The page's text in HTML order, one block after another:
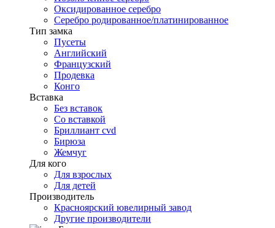
Оксидированное серебро
Серебро родированное/платинированное
Тип замка
Пусеты
Английский
Французский
Продевка
Конго
Вставка
Без вставок
Со вставкой
Бриллиант cvd
Бирюза
Жемчуг
Для кого
Для взрослых
Для детей
Производитель
Красноярский ювелирный завод
Другие производители